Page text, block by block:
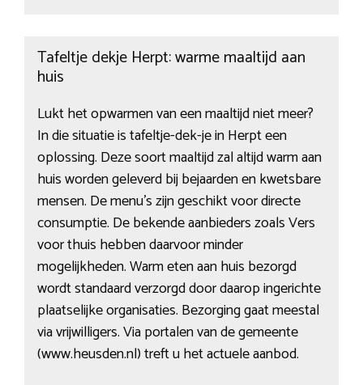
Tafeltje dekje Herpt: warme maaltijd aan
huis
Lukt het opwarmen van een maaltijd niet meer?
In die situatie is tafeltje-dek-je in Herpt een
oplossing. Deze soort maaltijd zal altijd warm aan
huis worden geleverd bij bejaarden en kwetsbare
mensen. De menu’s zijn geschikt voor directe
consumptie. De bekende aanbieders zoals Vers
voor thuis hebben daarvoor minder
mogelijkheden. Warm eten aan huis bezorgd
wordt standaard verzorgd door daarop ingerichte
plaatselijke organisaties. Bezorging gaat meestal
via vrijwilligers. Via portalen van de gemeente
(www.heusden.nl) treft u het actuele aanbod.